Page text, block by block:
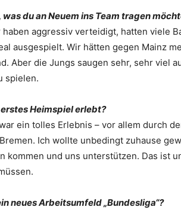
was du an Neuem ins Team tragen
haben aggressiv verteidigt, hatten viele
ausgespielt. Wir hätten gegen Mainz
Aber die Jungs saugen sehr, sehr viel
spielen.
Heimspiel erlebt?
ein tolles Erlebnis – vor allem durch
Ich wollte unbedingt zuhause
kommen und uns unterstützen. Das ist
neues Arbeitsumfeld „Bundesliga“?